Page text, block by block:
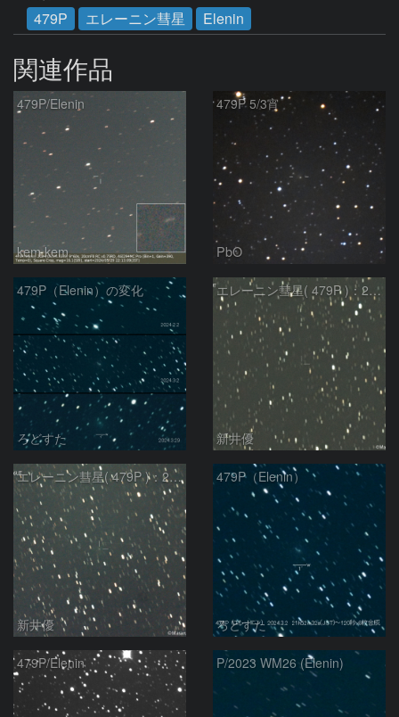
479P
エレーニン彗星 Elenin
関連作品
479P/Elenin
kem.kem
479P 5/3宵
PbO
479P（Elenin）の変化
ろどすた
エレーニン彗星( 479P )：2024/03/14
新井優
エレーニン彗星( 479P )：2024/03/09
新井優
479P（Elenin）
ろどすた
479P/Elenin P/2023 WM26 (Elenin)